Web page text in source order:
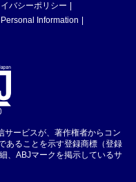
バシーポリシー
Information
サービスが、著作権者からコン
あることを示す登録商標（登録
、ABJマークを掲示しているサ